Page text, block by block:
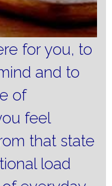
for you, to
and to
of
feel
that state
load